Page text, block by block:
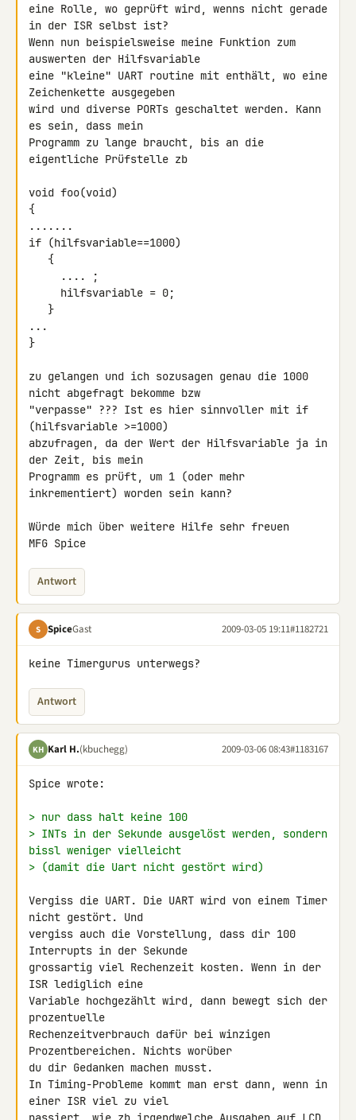
eine Rolle, wo geprüft wird, wenns nicht gerade
in der ISR selbst ist?
Wenn nun beispielsweise meine Funktion zum
auswerten der Hilfsvariable
eine "kleine" UART routine mit enthält, wo eine
Zeichenkette ausgegeben
wird und diverse PORTs geschaltet werden. Kann
es sein, dass mein
Programm zu lange braucht, bis an die
eigentliche Prüfstelle zb
void foo(void)
{
.......
if (hilfsvariable==1000)
...
}
zu gelangen und ich sozusagen genau die 1000
nicht abgefragt bekomme bzw
"verpasse" ??? Ist es hier sinnvoller mit if
(hilfsvariable >=1000)
abzufragen, da der Wert der Hilfsvariable ja in
der Zeit, bis mein
Programm es prüft, um 1 (oder mehr
inkrementiert) worden sein kann?
Würde mich über weitere Hilfe sehr freuen
MFG Spice
Antwort
S SpiceGast 2009-03-05 19:11#1182721
keine Timergurus unterwegs?
Antwort
KH Karl H.(kbuchegg) 2009-03-06 08:43#1183167
Spice wrote:
> nur dass halt keine 100
> INTs in der Sekunde ausgelöst werden, sondern
bissl weniger vielleicht
> (damit die Uart nicht gestört wird)
Vergiss die UART. Die UART wird von einem Timer
nicht gestört. Und
vergiss auch die Vorstellung, dass dir 100
Interrupts in der Sekunde
grossartig viel Rechenzeit kosten. Wenn in der
ISR lediglich eine
Variable hochgezählt wird, dann bewegt sich der
prozentuelle
Rechenzeitverbrauch dafür bei winzigen
Prozentbereichen. Nichts worüber
du dir Gedanken machen musst.
In Timing-Probleme kommt man erst dann, wenn in
einer ISR viel zu viel